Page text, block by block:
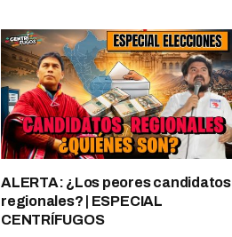
ALERTA: ¿Los peores candidatos
regionales? | ESPECIAL
CENTRÍFUGOS